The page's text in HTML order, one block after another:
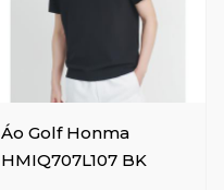
Áo Golf Honma
HMIQ707L107 BK